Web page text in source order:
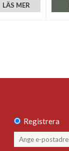
LÄS MER
Registrera